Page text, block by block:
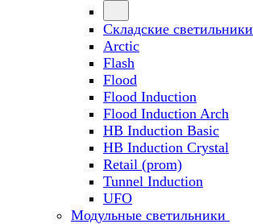
Складские светильники
Arctic
Flash
Flood
Flood Induction
Flood Induction Arch
HB Induction Basic
HB Induction Crystal
Retail (prom)
Tunnel Induction
UFO
Модульные светильники